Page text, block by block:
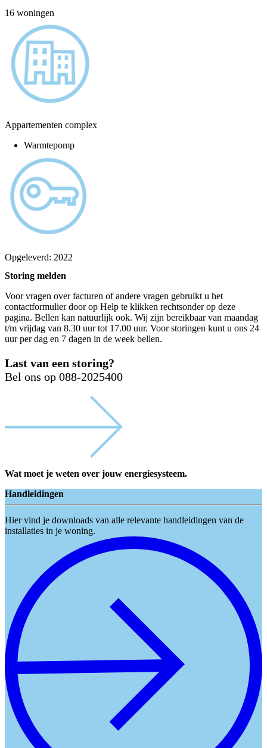
16 woningen
Appartementen complex
Warmtepomp
Opgeleverd: 2022
Storing melden
Voor vragen over facturen of andere vragen gebruikt u het
contactformulier door op Help te klikken rechtsonder op deze
pagina. Bellen kan natuurlijk ook. Wij zijn bereikbaar van maandag
t/m vrijdag van 8.30 uur tot 17.00 uur. Voor storingen kunt u ons 24
uur per dag en 7 dagen in de week bellen.
Last van een storing?
Bel ons op 088-2025400
Wat moet je weten over jouw energiesysteem.
Handleidingen
Hier vind je downloads van alle relevante handleidingen van de
installaties in je woning.